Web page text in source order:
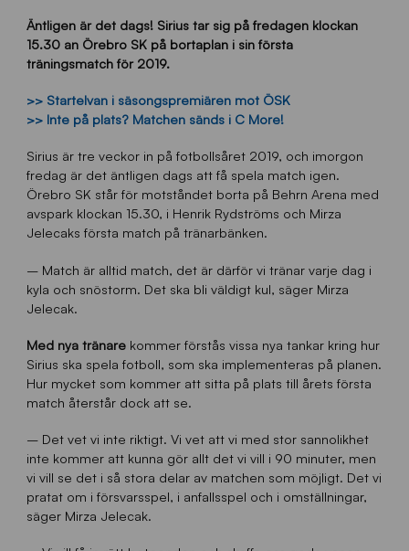
Äntligen är det dags! Sirius tar sig på fredagen klockan
15.30 an Örebro SK på bortaplan i sin första
träningsmatch för 2019.
>> Startelvan i säsongspremiären mot ÖSK
>> Inte på plats? Matchen sänds i C More!
Sirius är tre veckor in på fotbollsåret 2019, och imorgon
fredag är det äntligen dags att få spela match igen.
Örebro SK står för motståndet borta på Behrn Arena med
avspark klockan 15.30, i Henrik Rydströms och Mirza
Jelecaks första match på tränarbänken.
– Match är alltid match, det är därför vi tränar varje dag i
kyla och snöstorm. Det ska bli väldigt kul, säger Mirza
Jelecak.
Med nya tränarekommer förstås vissa nya tankar kring hur
Sirius ska spela fotboll, som ska implementeras på planen.
Hur mycket som kommer att sitta på plats till årets första
match återstår dock att se.
– Det vet vi inte riktigt. Vi vet att vi med stor sannolikhet
inte kommer att kunna gör allt det vi vill i 90 minuter, men
vi vill se det i så stora delar av matchen som möjligt. Det vi
pratat om i försvarsspel, i anfallsspel och i omställningar,
säger Mirza Jelecak.